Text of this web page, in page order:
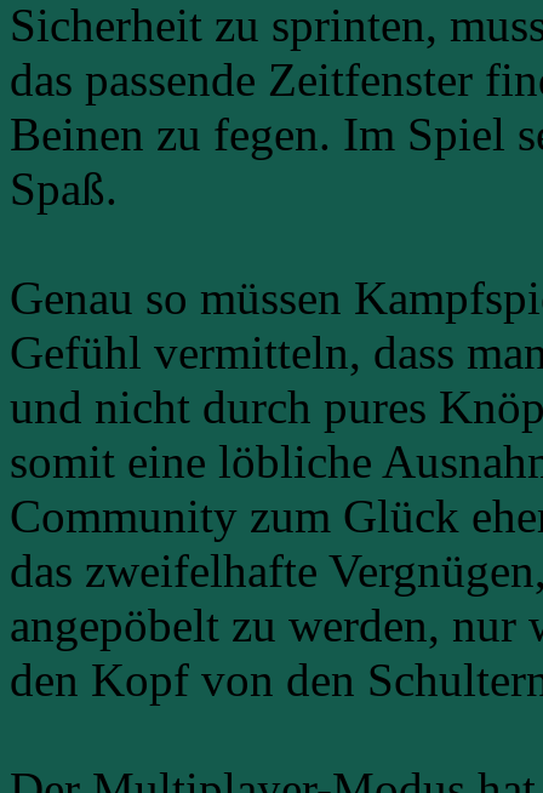
Sicherheit zu sprinten,
das passende Zeitfenster
Beinen zu fegen. Im Spiel
Spaß.
Genau so müssen
Gefühl vermitteln, dass
und nicht durch pures
somit eine löbliche
Community zum Glück
das zweifelhafte
angepöbelt zu werden, nur
den Kopf von den